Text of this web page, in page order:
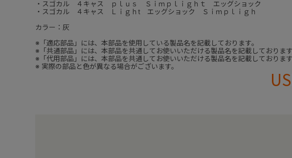
・スゴカル ４キャス ｐｌｕｓ Ｓｉｍｐｌｉｇｈｔ エッグショック
・スゴカル ４キャス Ｌｉｇｈt エッグショック Ｓｉｍｐｌｉｇｈ
カラー：灰
※「適応部品」には、本部品を使用している製品名を記載しております。
※「共通部品」には、本部品を共通してお使いいただける製品名を記載しております
※「代用部品」には、本部品を共通してお使いいただける製品名を記載しております
※ 実際の部品と色が異なる場合がございます。